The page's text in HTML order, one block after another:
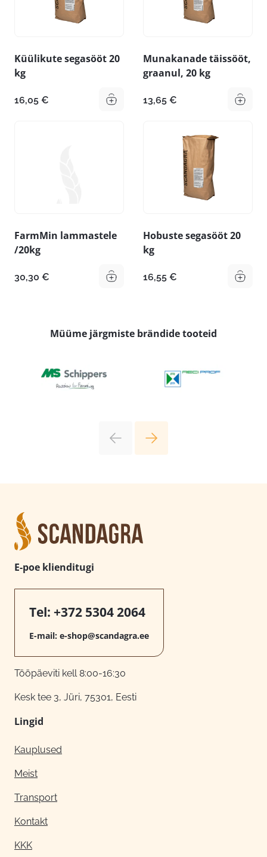
Küülikute segasööt 20
kg
16,05 €
Munakanade täissööt,
graanul, 20 kg
13,65 €
FarmMin lammastele
/20kg
30,30 €
Hobuste segasööt 20
kg
16,55 €
Müüme järgmiste brändide tooteid
E-poe klienditugi
Tel: +372 5304 2064
E-mail: e-shop@scandagra.ee
Tööpäeviti kell 8:00-16:30
Kesk tee 3, Jüri, 75301, Eesti
Lingid
Kauplused
Meist
Transport
Kontakt
KKK